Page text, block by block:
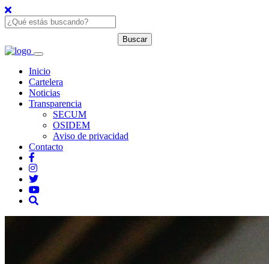
Inicio
Cartelera
Noticias
Transparencia
SECUM
OSIDEM
Aviso de privacidad
Contacto